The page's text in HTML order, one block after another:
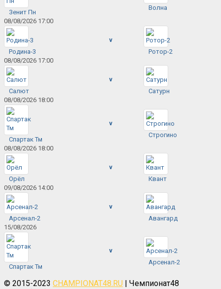
Зенит Пн
Волна
08/08/2026 17:00
Родина-3
v
Ротор-2
08/08/2026 17:00
Салют
v
Сатурн
08/08/2026 18:00
Спартак Тм
v
Строгино
08/08/2026 18:00
Орёл
v
Квант
09/08/2026 14:00
Арсенал-2
v
Авангард
15/08/2026
Спартак Тм
v
Арсенал-2
© 2015-2023 CHAMPIONAT48.RU | Чемпионат48